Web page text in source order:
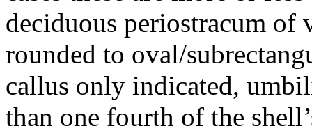
deciduous periostracum of
rounded to oval/
callus only indicated,
than one fourth of the